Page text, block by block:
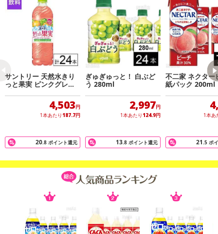
【キャンセルについて】
※お申込み後のキャンセルはお受けできません。
記載されている内容を必ずご確認いただき、お届けする商品セット
にご納得いただきましたうえでお申し込みください。
※パッケージ変更や商品リニューアル(成分など含む)等により、参考
の掲載画像や画像内のバーコードなど、お届け商品と多少異なる場
合がございます。
また、[新たな加工食品の原料原産地表示制度]の経過措置期間の終
了により、商品詳細内に記載の原産国・原材料の表記が旧表記の場
合がございます。
によるお申込み後のキャンセル・返品交換は対応いたしかねます。
※送料はお試し費用に含まれております。
※d払い、PayPay、au PAY、au PAY（auかんたん決済）、ソフトバ
ンクまとめて支払い、楽天ペイ、メルペイ、AEON Pay、Amazon
Payでお支払いの場合、決済のため外部サイトへ遷移します。
※予約商品は決済手段ごとに定められた決済期限日にお支払いを完
了することがございます。ご了承いただいたうえでお申し込みくだ
サントリー 天然水きり
っと果実 ピンクグレー
プフルーツ＆マスカット
4,503円
1本あたり 187.7円
20.8 ポイント還元
ぎゅぎゅっと！ 白ぶど
う 280ml
2,997円
1本あたり 124.9円
13.8 ポイント還元
不二家 ネクター
紙パック 200ml
1本あ
21.5 ポ